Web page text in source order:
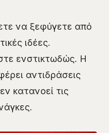
να ξεφύγετε από
ιδέες.
ενστικτωδώς. Η
αντιδράσεις
κατανοεί τις